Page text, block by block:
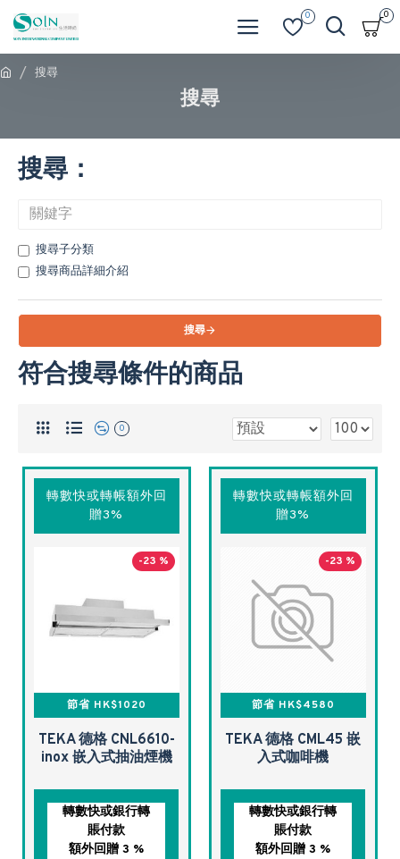
0 0
搜尋
搜尋
搜尋：
搜尋子分類
搜尋商品詳細介紹
搜尋
符合搜尋條件的商品
0
轉數快或轉帳額外回
贈3%
-23 %
節省 HK$1020
TEKA 德格 CNL6610-
inox 嵌入式抽油煙機
轉數快或銀行轉
賬付款
額外回贈 3 %
轉數快或轉帳額外回
贈3%
-23 %
節省 HK$4580
TEKA 德格 CML45 嵌
入式咖啡機
轉數快或銀行轉
賬付款
額外回贈 3 %